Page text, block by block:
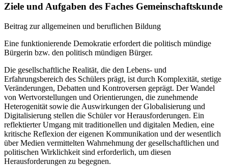
Ziele und Aufgaben des Faches Gemeinschaftskunde
Beitrag zur allgemeinen und beruflichen Bildung
Eine funktionierende Demokratie erfordert die politisch mündige
Bürgerin bzw. den politisch mündigen Bürger.
Die gesellschaftliche Realität, die den Lebens- und
Erfahrungsbereich des Schülers prägt, ist durch Komplexität, stetige
Veränderungen, Debatten und Kontroversen geprägt. Der Wandel
von Wertvorstellungen und Orientierungen, die zunehmende
Heterogenität sowie die Auswirkungen der Globalisierung und
Digitalisierung stellen die Schüler vor Herausforderungen. Ein
reflektierter Umgang mit traditionellen und digitalen Medien, eine
kritische Reflexion der eigenen Kommunikation und der wesentlich
über Medien vermittelten Wahrnehmung der gesellschaftlichen und
politischen Wirklichkeit sind erforderlich, um diesen
Herausforderungen zu begegnen.